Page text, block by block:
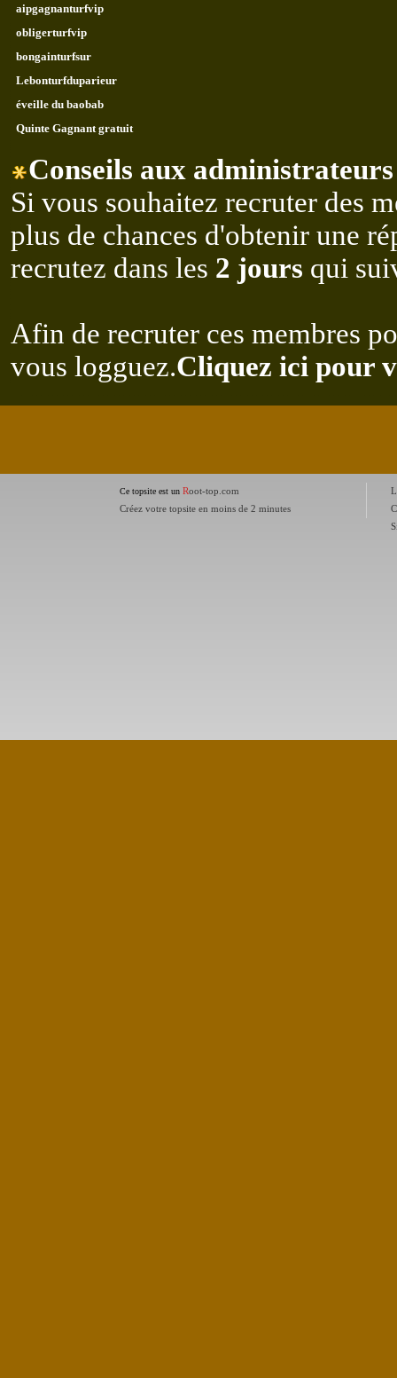
aipgagnanturfvip
obligerturfvip
bongainturfsur
Lebonturfduparieur
éveille du baobab
Quinte Gagnant gratuit
Conseils aux
Si vous souhaitez recruter des
plus de chances d'obtenir une
recrutez dans les 2 jours qui
Afin de recruter ces membres
vous logguez.Cliquez ici pour
Ce topsite est un Root-top.com
Créez votre topsite en moins de 2 minutes